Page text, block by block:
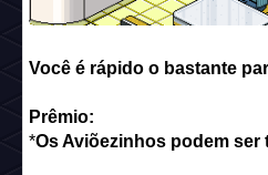
Você é rápido o bastante
Prêmio:
*Os Aviõezinhos podemser